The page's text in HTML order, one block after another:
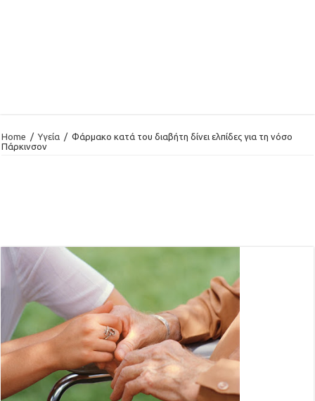
Home / Υγεία / Φάρμακο κατά του διαβήτη δίνει ελπίδες για τη νόσο
Πάρκινσον